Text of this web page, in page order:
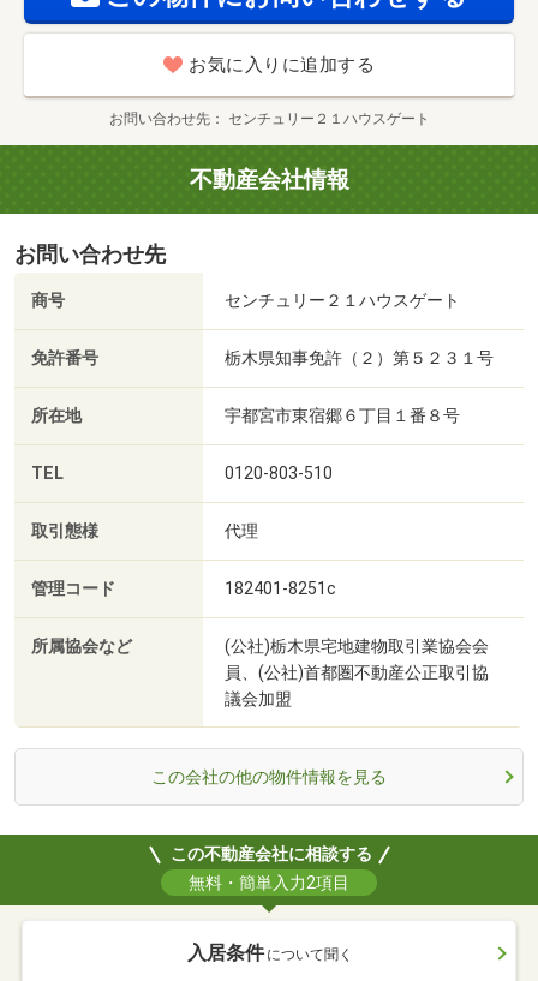
お気に入りに追加する
お問い合わせ先 センチュリー２１ハウスゲート
不動産会社情報
お問い合わせ先
商号 センチュリー２１ハウスゲート
免許番号 栃木県知事免許（２）第５２３１号
所在地 宇都宮市東宿郷６丁目１番８号
TEL 0120-803-510
取引態様 代理
管理コード 182401-8251c
所属協会など
(公社)栃木県宅地建物取引業協会会
員、(公社)首都圏不動産公正取引協
議会加盟
この会社の他の物件情報を見る
この不動産会社に相談する
無料・簡単入力2項目
入居条件 について聞く